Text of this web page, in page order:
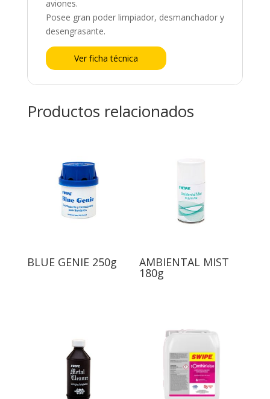
aviones.
Posee gran poder limpiador, desmanchador y
desengrasante.
Ver ficha técnica
Productos relacionados
BLUE GENIE 250g AMBIENTAL MIST
180g